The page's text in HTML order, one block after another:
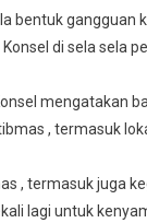
bentuk
di sela sela
mengatakan
, termasuk
, termasuk juga
lagi untuk